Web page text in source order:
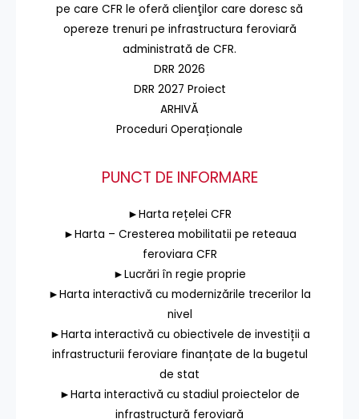
pe care CFR le oferă clienţilor care doresc să
opereze trenuri pe infrastructura feroviară
administrată de CFR.
DRR 2026
DRR 2027 Proiect
ARHIVĂ
Proceduri Operaționale
PUNCT DE INFORMARE
►Harta rețelei CFR
►Harta – Cresterea mobilitatii pe reteaua
feroviara CFR
►Lucrări în regie proprie
►Harta interactivă cu modernizările trecerilor la
nivel
►Harta interactivă cu obiectivele de investiții a
infrastructurii feroviare finanțate de la bugetul
de stat
►Harta interactivă cu stadiul proiectelor de
infrastructură feroviară